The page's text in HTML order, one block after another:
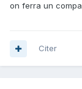
on ferra un
Citer